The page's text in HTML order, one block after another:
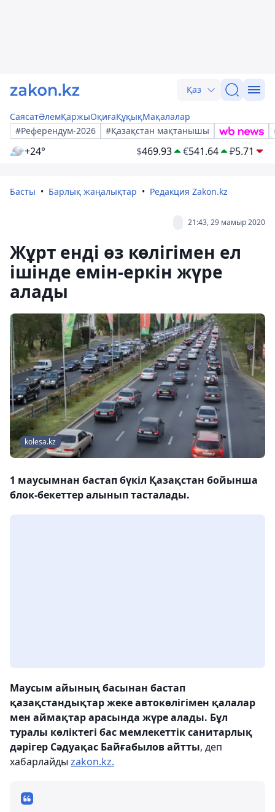
Қаз
СаясатӘлемҚаржыОқиғаҚұқықМақалалар
#Референдум-2026
#Қазақстан мақтанышы
+24° $469.93 €541.64 ₽5.71
Басты Барлық жаңалықтар Редакция Zakon.kz
21:43, 29 мамыр 2020
Жұрт енді өз көлігімен ел
ішінде емін-еркін жүре
алады
kolesa.kz
1 маусымнан бастап бүкіл Қазақстан бойынша
блок-бекеттер алынып тасталады.
Маусым айының басынан бастап
қазақстандықтар жеке автокөлігімен қалалар
мен аймақтар арасында жүре алады. Бұл
туралы көліктегі бас мемлекеттік санитарлық
дәрігер Сәдуақас Байғабылов айтты, деп
хабарлайды zakon.kz.